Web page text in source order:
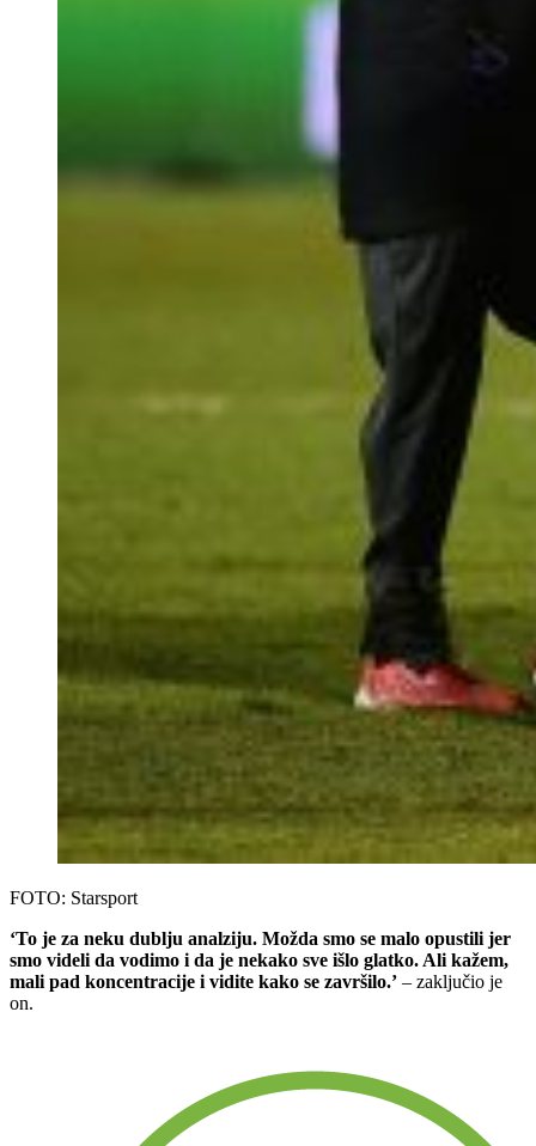
FOTO: Starsport
‘To je za neku dublju analziju. Možda smo se malo opustili jer
smo videli da vodimo i da je nekako sve išlo glatko. Ali kažem,
mali pad koncentracije i vidite kako se završilo.’ – zaključio je
on.